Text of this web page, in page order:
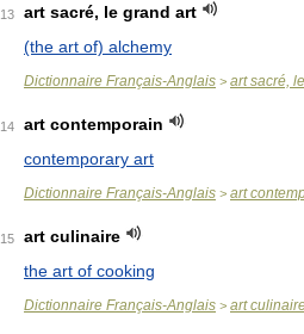
13
art sacré, le grand art
(the art of) alchemy
Dictionnaire Français-Anglais > art sacré,
14
art contemporain
contemporary art
Dictionnaire Français-Anglais > art
15
art culinaire
the art of cooking
Dictionnaire Français-Anglais > art